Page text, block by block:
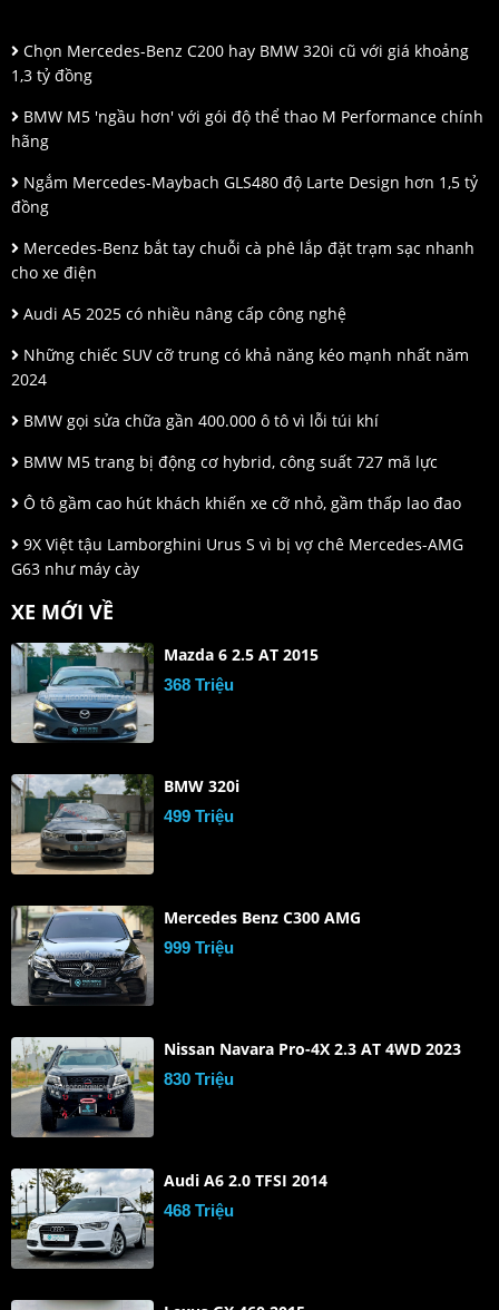
Chọn Mercedes-Benz C200 hay BMW 320i cũ với giá khoảng
1,3 tỷ đồng
BMW M5 'ngầu hơn' với gói độ thể thao M Performance chính
hãng
Ngắm Mercedes-Maybach GLS480 độ Larte Design hơn 1,5 tỷ
đồng
Mercedes-Benz bắt tay chuỗi cà phê lắp đặt trạm sạc nhanh
cho xe điện
Audi A5 2025 có nhiều nâng cấp công nghệ
Những chiếc SUV cỡ trung có khả năng kéo mạnh nhất năm
2024
BMW gọi sửa chữa gần 400.000 ô tô vì lỗi túi khí
BMW M5 trang bị động cơ hybrid, công suất 727 mã lực
Ô tô gầm cao hút khách khiến xe cỡ nhỏ, gầm thấp lao đao
9X Việt tậu Lamborghini Urus S vì bị vợ chê Mercedes-AMG
G63 như máy cày
XE MỚI VỀ
Mazda 6 2.5 AT 2015
368 Triệu
BMW 320i
499 Triệu
Mercedes Benz C300 AMG
999 Triệu
Nissan Navara Pro-4X 2.3 AT 4WD 2023
830 Triệu
Audi A6 2.0 TFSI 2014
468 Triệu